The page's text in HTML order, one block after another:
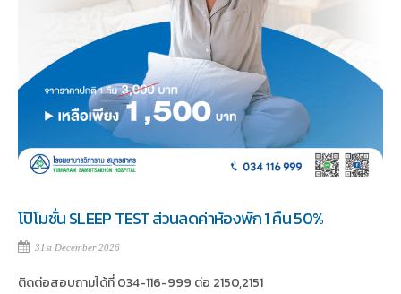
โปีโมชั่น SLEEP TEST ส่วนลดค่าห้องพัก 1 คืน 50%
31st December 2026
ติดต่อสอบถามได้ที่ 034-116-999 ต่อ 2150,2151